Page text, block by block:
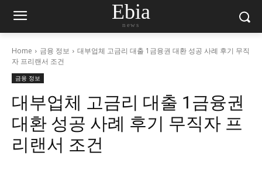
Ebia
news
Home 금융 정보
대부업체 고금리 대출 1금융권 대환 성공 사례 후기 무직
자 프리랜서 조건
금융 정보
대부업체 고금리 대출 1금융권
대환 성공 사례 후기 무직자 프
리랜서 조건